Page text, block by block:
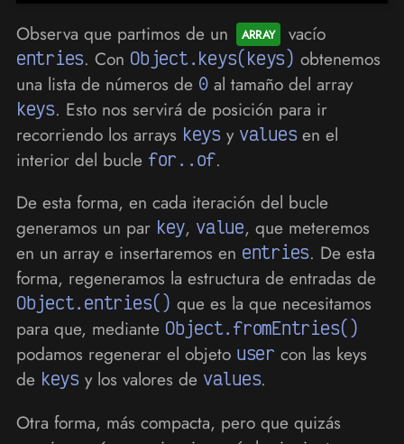
Observa que partimos de un vacío
entries. Con Object.keys(keys) obtenemos
una lista de números de 0al tamaño del array
keys. Esto nos servirá de posición para ir
recorriendo los arrays keysy valuesen el
interior del bucle for..of.
De esta forma, en cada iteración del bucle
generamos un par key, value, que meteremos
en un array e insertaremos en entries. De esta
forma, regeneramos la estructura de entradas de
Object.entries() que es la que necesitamos
para que, mediante Object.fromEntries()
podamos regenerar el objeto user con las keys
de keysy los valores de values.
Otra forma, más compacta, pero que quizás